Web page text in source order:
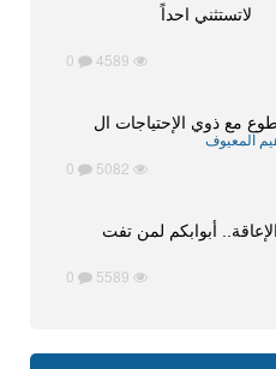
لاتستثني احداً
مع ذوي الإحتياجات ال
المعيوف
أبوابكم لمن تفت